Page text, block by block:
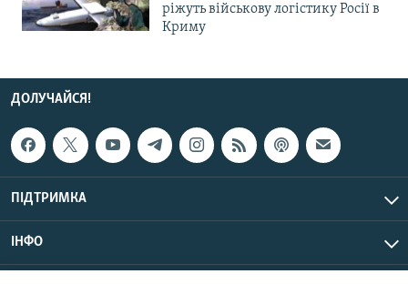
ріжуть військову логістику Росії в
Криму
ДОЛУЧАЙСЯ!
ПІДТРИМКА
ІНФО